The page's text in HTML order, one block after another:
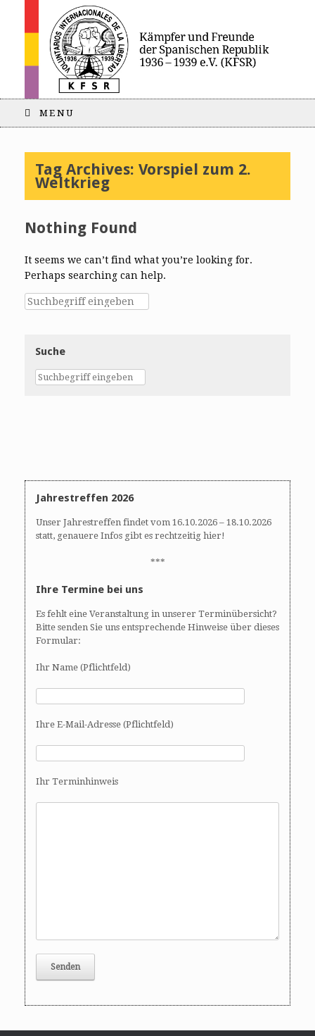
MENU
Tag Archives: Vorspiel zum 2.
Weltkrieg
Nothing Found
It seems we can’t find what you’re looking for.
Perhaps searching can help.
Suche
Jahrestreffen 2026
Unser Jahrestreffen findet vom 16.10.2026 – 18.10.2026
statt, genauere Infos gibt es rechtzeitig hier!
***
Ihre Termine bei uns
Es fehlt eine Veranstaltung in unserer Terminübersicht?
Bitte senden Sie uns entsprechende Hinweise über dieses
Formular:
Ihr Name (Pflichtfeld)
Ihre E-Mail-Adresse (Pflichtfeld)
Ihr Terminhinweis